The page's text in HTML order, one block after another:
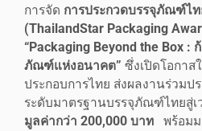
การจัด การประกวดบรรจุภัณฑ์ไ
(ThailandStar Packaging
“Packaging Beyond the Box :
ภัณฑ์แห่งอนาคต” ซึ่งเปิดโอกาส
ประกอบการไทย ส่งผลงานร่วมป
ระดับมาตรฐานบรรจุภัณฑ์ไทยสู่เ
มูลค่ากว่า 200,000 บาท พร้อม